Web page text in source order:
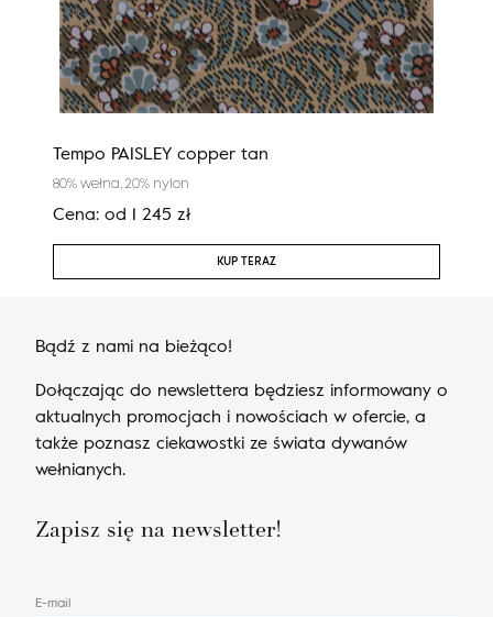
Tempo PAISLEY copper tan
80% wełna, 20% nylon
Cena: od 1 245 zł
KUP TERAZ
Bądź z nami na bieżąco!
Dołączając do newslettera będziesz informowany o
aktualnych promocjach i nowościach w ofercie, a
także poznasz ciekawostki ze świata dywanów
wełnianych.
Zapisz się na newsletter!
E-mail